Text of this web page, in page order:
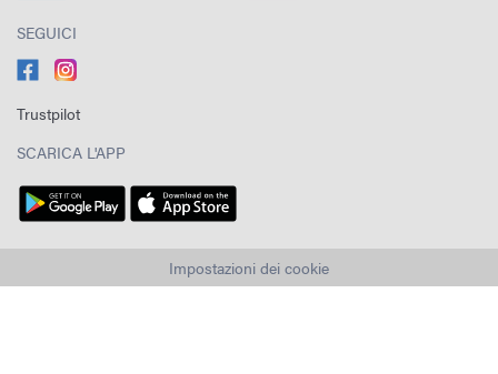
SEGUICI
Trustpilot
SCARICA L'APP
Impostazioni dei cookie